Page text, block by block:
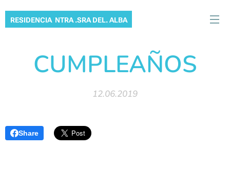
RESIDENCIA NTRA .SRA DEL. ALBA
CUMPLEAÑOS
12.06.2019
Share